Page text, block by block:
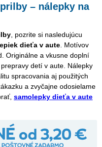
– nálepky na
, pozrite si nasledujúcu
dieťa v aute . Motívov
Originálne a vkusne doplní
detí v aute. Nálepky
spracovania aj použitých
a zvyčajne odosielame
samolepky dieťa v aute